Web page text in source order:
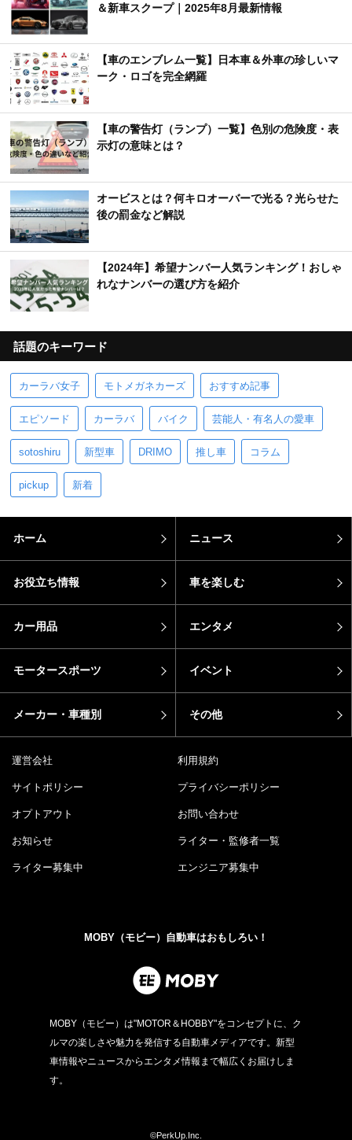
＆新車スクープ｜2025年8月最新情報
【車のエンブレム一覧】日本車＆外車の珍しいマ
ーク・ロゴを完全網羅
【車の警告灯（ランプ）一覧】色別の危険度・表
示灯の意味とは？
オービスとは？何キロオーバーで光る？光らせた
後の罰金など解説
【2024年】希望ナンバー人気ランキング！おしゃ
れなナンバーの選び方を紹介
話題のキーワード
カーラバ女子 モトメガネカーズ おすすめ記事
エピソード カーラバ バイク 芸能人・有名人の愛車
sotoshiru 新型車 DRIMO 推し車 コラム
pickup 新着
ホーム ニュース
お役立ち情報 車を楽しむ
カー用品 エンタメ
モータースポーツ イベント
メーカー・車種別 その他
運営会社 利用規約
サイトポリシー プライバシーポリシー
オプトアウト お問い合わせ
お知らせ ライター・監修者一覧
ライター募集中 エンジニア募集中
MOBY（モビー）自動車はおもしろい！
MOBY（モビー）は"MOTOR＆HOBBY"をコンセプトに、ク
ルマの楽しさや魅力を発信する自動車メディアです。新型
車情報やニュースからエンタメ情報まで幅広くお届けしま
す。
©PerkUp.Inc.